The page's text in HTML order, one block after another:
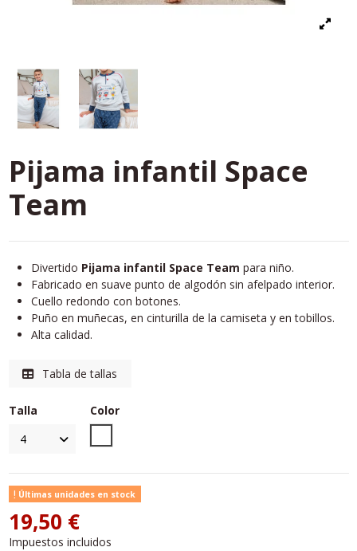
Pijama infantil Space
Team
Divertido Pijama infantil Space Team para niño.
Fabricado en suave punto de algodón sin afelpado interior.
Cuello redondo con botones.
Puño en muñecas, en cinturilla de la camiseta y en tobillos.
Alta calidad.
Tabla de tallas
Talla
Color
Últimas unidades en stock
19,50 €
Impuestos incluidos